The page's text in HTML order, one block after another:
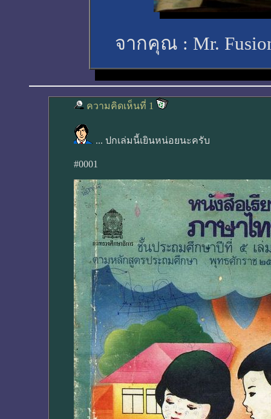
จากคุณ : Mr.
ความคิดเห็นที่ 1
... ปกเล่มนี้เยินหน่อยนะครับ
#0001